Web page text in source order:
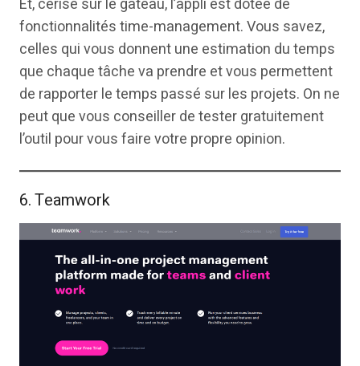
Et, cerise sur le gâteau, l’appli est dotée de
fonctionnalités time-management. Vous savez,
celles qui vous donnent une estimation du temps
que chaque tâche va prendre et vous permettent
de rapporter le temps passé sur les projets. On ne
peut que vous conseiller de tester gratuitement
l’outil pour vous faire votre propre opinion.
6. Teamwork